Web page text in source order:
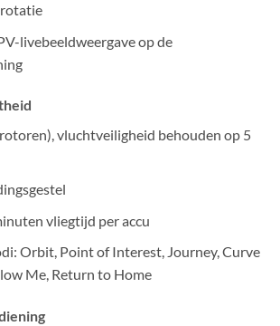
livebeeldweergave op de
vluchtveiligheid behouden op 5
vliegtijd per accu
Orbit, Point of Interest, Journey, Curve
Me, Return to Home